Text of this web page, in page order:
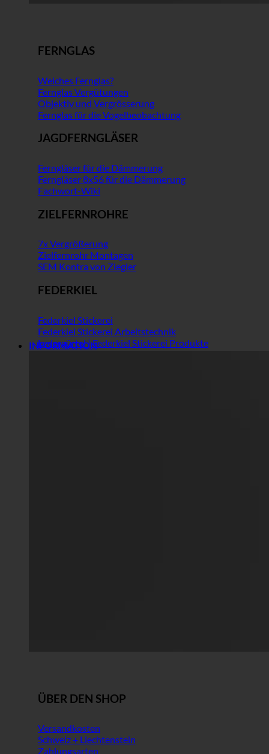
FERNGLAS
Welches Fernglas?
Fernglas Vergütungen
Objektiv und Vergrösserung
Fernglas für die Vogelbeobachtung
JAGDFERNGLÄSER
Ferngläser für die Dämmerung
Ferngläser 8x56 für die Dämmerung
Fachwort-Wiki
ZIELFERNROHRE
7x Vergrößerung
Zielfernrohr Montagen
SEM Kontra von Ziegler
FEDERKIEL
Federkiel Stickerei
Federkiel Stickerei Arbeitstechnik
Ledergürtel | Federkiel Stickerei Produkte
INFORMATION
ÜBER DEN SHOP
Versandkosten
Schweiz + Liechtenstein
Zahlungsarten